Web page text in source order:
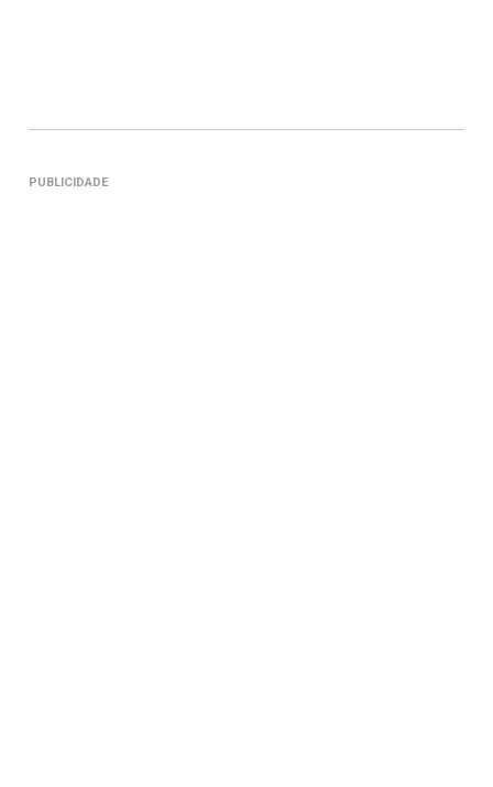
PUBLICIDADE